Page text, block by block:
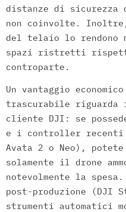
distanze di sicurezza
non coinvolte.
del telaio lo rendono
spazi ristretti
controparte.
Un vantaggio economico
trascurabile riguarda
cliente DJI: se
e i controller recenti
Avata 2 o Neo),
solamente il drone
notevolmente la
post-produzione (DJI
strumenti automatici